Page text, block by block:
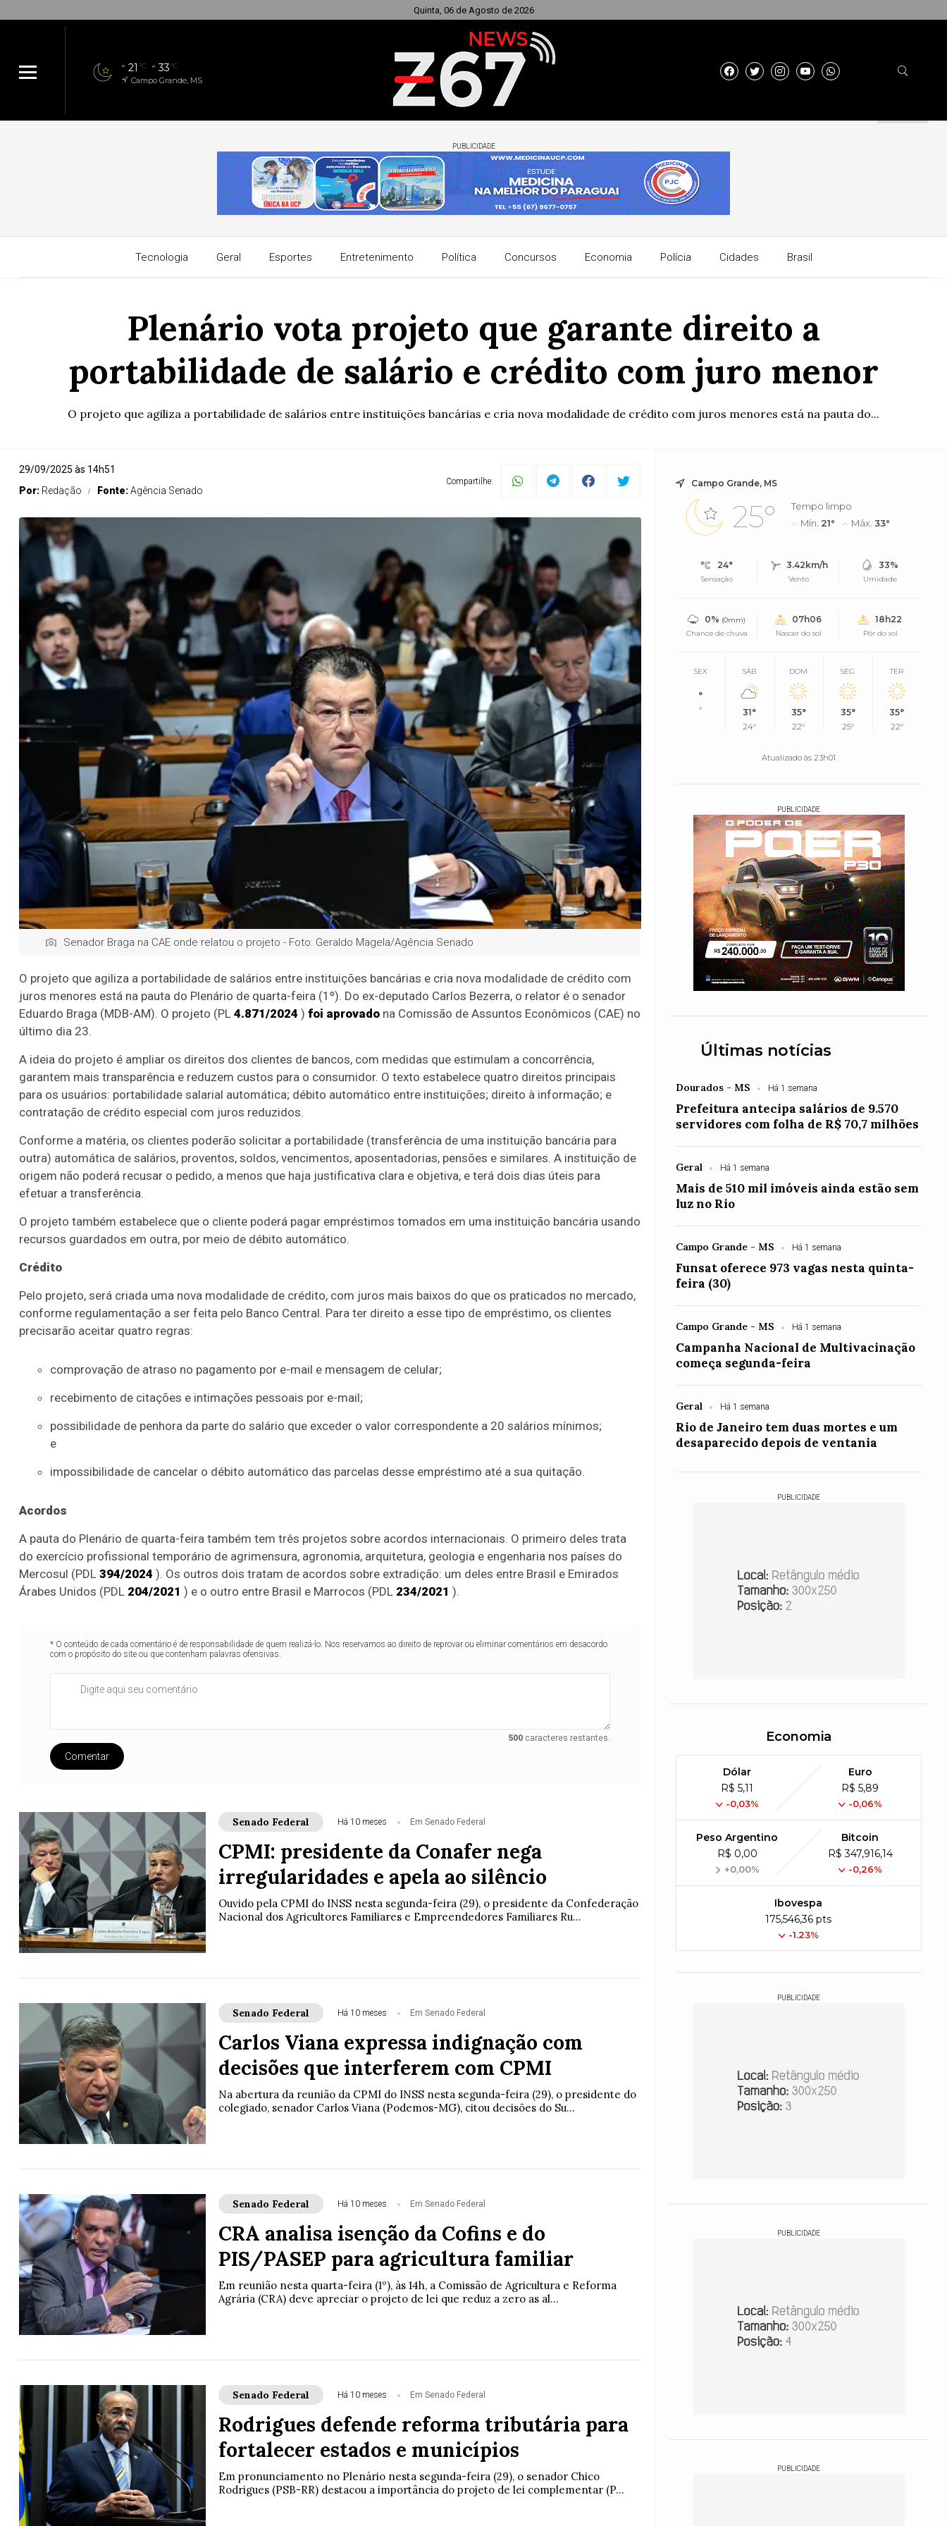
Quinta, 06 de Agosto de 2026
21 °C 33°C
Campo Grande, MS
PUBLICIDADE
Tecnologia Geral Esportes Entretenimento Política Concursos Economia Polícia Cidades Brasil
Plenário vota projeto que garante direito a
portabilidade de salário e crédito com juro menor
O projeto que agiliza a portabilidade de salários entre instituições bancárias e cria nova modalidade de crédito com juros menores está na pauta do...
29/09/2025 às 14h51
Por: Redação Fonte:Agência Senado
Compartilhe:
Senador Braga na CAE onde relatou o projeto - Foto: Geraldo Magela/Agência Senado
O projeto que agiliza a portabilidade de salários entre instituições bancárias e cria nova modalidade de crédito com
juros menores está na pauta do Plenário de quarta-feira (1º). Do ex-deputado Carlos Bezerra, o relator é o senador
Eduardo Braga (MDB-AM). O projeto (PL 4.871/2024 ) foi aprovado na Comissão de Assuntos Econômicos (CAE) no
último dia 23.
A ideia do projeto é ampliar os direitos dos clientes de bancos, com medidas que estimulam a concorrência,
garantem mais transparência e reduzem custos para o consumidor. O texto estabelece quatro direitos principais
para os usuários: portabilidade salarial automática; débito automático entre instituições; direito à informação; e
contratação de crédito especial com juros reduzidos.
Conforme a matéria, os clientes poderão solicitar a portabilidade (transferência de uma instituição bancária para
outra) automática de salários, proventos, soldos, vencimentos, aposentadorias, pensões e similares. A instituição de
origem não poderá recusar o pedido, a menos que haja justificativa clara e objetiva, e terá dois dias úteis para
efetuar a transferência.
O projeto também estabelece que o cliente poderá pagar empréstimos tomados em uma instituição bancária usando
recursos guardados em outra, por meio de débito automático.
Crédito
Pelo projeto, será criada uma nova modalidade de crédito, com juros mais baixos do que os praticados no mercado,
conforme regulamentação a ser feita pelo Banco Central. Para ter direito a esse tipo de empréstimo, os clientes
precisarão aceitar quatro regras:
comprovação de atraso no pagamento por e-mail e mensagem de celular;
recebimento de citações e intimações pessoais por e-mail;
possibilidade de penhora da parte do salário que exceder o valor correspondente a 20 salários mínimos;
e
impossibilidade de cancelar o débito automático das parcelas desse empréstimo até a sua quitação.
Acordos
A pauta do Plenário de quarta-feira também tem três projetos sobre acordos internacionais. O primeiro deles trata
do exercício profissional temporário de agrimensura, agronomia, arquitetura, geologia e engenharia nos países do
Mercosul (PDL 394/2024 ). Os outros dois tratam de acordos sobre extradição: um deles entre Brasil e Emirados
Árabes Unidos (PDL 204/2021 ) e o outro entre Brasil e Marrocos (PDL 234/2021 ).
* O conteúdo de cada comentário é de responsabilidade de quem realizá-lo. Nos reservamos ao direito de reprovar ou eliminar comentários em desacordo
com o propósito do site ou que contenham palavras ofensivas.
500caracteres restantes.
Comentar
Senado Federal Há 10 meses Em Senado Federal
CPMI: presidente da Conafer nega
irregularidades e apela ao silêncio
Ouvido pela CPMI do INSS nesta segunda-feira (29), o presidente da Confederação
Nacional dos Agricultores Familiares e Empreendedores Familiares Ru...
Senado Federal Há 10 meses Em Senado Federal
Carlos Viana expressa indignação com
decisões que interferem com CPMI
Na abertura da reunião da CPMI do INSS nesta segunda-feira (29), o presidente do
colegiado, senador Carlos Viana (Podemos-MG), citou decisões do Su...
Senado Federal Há 10 meses Em Senado Federal
CRA analisa isenção da Cofins e do
PIS/PASEP para agricultura familiar
Em reunião nesta quarta-feira (1º), às 14h, a Comissão de Agricultura e Reforma
Agrária (CRA) deve apreciar o projeto de lei que reduz a zero as al...
Senado Federal Há 10 meses Em Senado Federal
Rodrigues defende reforma tributária para
fortalecer estados e municípios
Em pronunciamento no Plenário nesta segunda-feira (29), o senador Chico
Rodrigues (PSB-RR) destacou a importância do projeto de lei complementar (P...
Campo Grande, MS
25°
Tempo limpo
Mín. 21° Máx.33°
24°
Sensação
3.42km/h
Vento
33%
Umidade
0% (0mm)
Chance de chuva
07h06
Nascer do sol
18h22
Pôr do sol
SEX
°
°
SÁB
31°
24°
DOM
35°
22°
SEG
35°
25°
TER
35°
22°
Atualizado às 23h01
PUBLICIDADE
Últimas notícias
Dourados - MS Há 1 semana
Prefeitura antecipa salários de 9.570
servidores com folha de R$ 70,7 milhões
Geral Há 1 semana
Mais de 510 mil imóveis ainda estão sem
luz no Rio
Campo Grande - MS Há 1 semana
Funsat oferece 973 vagas nesta quinta-
feira (30)
Campo Grande - MS Há 1 semana
Campanha Nacional de Multivacinação
começa segunda-feira
Geral Há 1 semana
Rio de Janeiro tem duas mortes e um
desaparecido depois de ventania
PUBLICIDADE
Economia
Dólar
R$ 5,11
-0,03%
Euro
R$ 5,89
-0,06%
Peso Argentino
R$ 0,00
+0,00%
Bitcoin
R$ 347,916,14
-0,26%
Ibovespa
175,546,36 pts
-1.23%
PUBLICIDADE
PUBLICIDADE
PUBLICIDADE